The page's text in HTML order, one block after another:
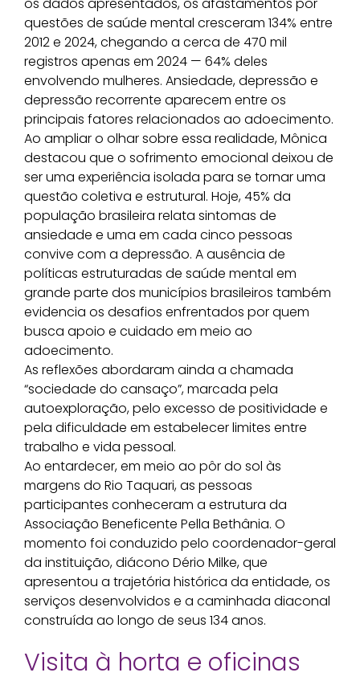
os dados apresentados, os afastamentos por
questões de saúde mental cresceram 134% entre
2012 e 2024, chegando a cerca de 470 mil
registros apenas em 2024 — 64% deles
envolvendo mulheres. Ansiedade, depressão e
depressão recorrente aparecem entre os
principais fatores relacionados ao adoecimento.
Ao ampliar o olhar sobre essa realidade, Mônica
destacou que o sofrimento emocional deixou de
ser uma experiência isolada para se tornar uma
questão coletiva e estrutural. Hoje, 45% da
população brasileira relata sintomas de
ansiedade e uma em cada cinco pessoas
convive com a depressão. A ausência de
políticas estruturadas de saúde mental em
grande parte dos municípios brasileiros também
evidencia os desafios enfrentados por quem
busca apoio e cuidado em meio ao
adoecimento.
As reflexões abordaram ainda a chamada
“sociedade do cansaço”, marcada pela
autoexploração, pelo excesso de positividade e
pela dificuldade em estabelecer limites entre
trabalho e vida pessoal.
Ao entardecer, em meio ao pôr do sol às
margens do Rio Taquari, as pessoas
participantes conheceram a estrutura da
Associação Beneficente Pella Bethânia. O
momento foi conduzido pelo coordenador-geral
da instituição, diácono Dério Milke, que
apresentou a trajetória histórica da entidade, os
serviços desenvolvidos e a caminhada diaconal
construída ao longo de seus 134 anos.
Visita à horta e oficinas